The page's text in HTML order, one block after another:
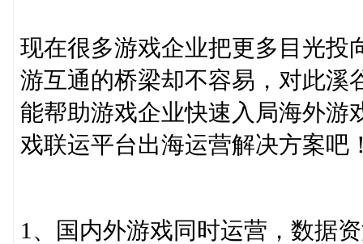
现在很多游戏企业把更多目光投
游互通的桥梁却不容易，对此溪
能帮助游戏企业快速入局海外游
戏联运平台出海运营解决方案吧
1、国内外游戏同时运营，数据